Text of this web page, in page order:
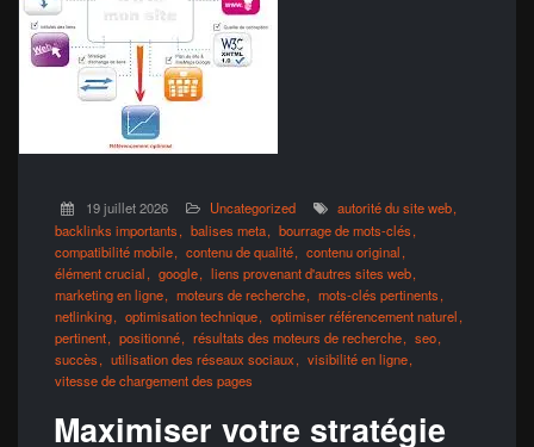
19 juillet 2026 Uncategorized
autorité du site web
backlinks importants
balises meta
bourrage de mots-clés
compatibilité mobile
contenu de qualité
contenu original
élément crucial
google
liens provenant d'autres sites web
marketing en ligne
moteurs de recherche
mots-clés pertinents
netlinking
optimisation technique
optimiser référencement naturel
pertinent
positionné résultats des moteurs de recherche
seo
succès
utilisation des réseaux sociaux
visibilité en ligne
vitesse de chargement des pages
Maximiser votre stratégie